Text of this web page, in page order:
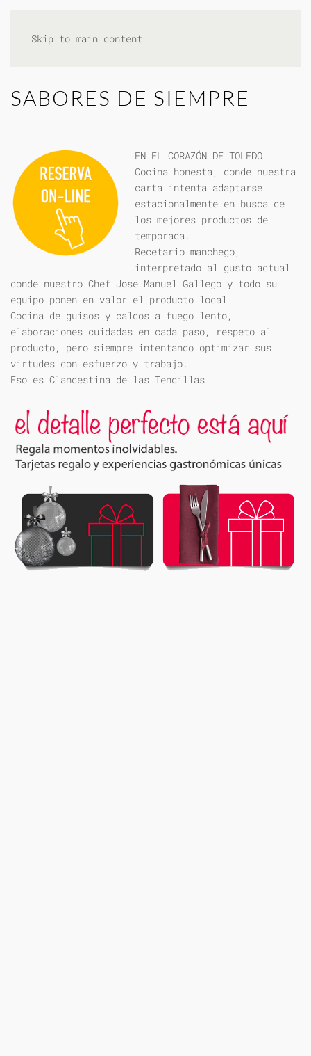
Skip to main content
SABORES DE SIEMPRE
EN EL CORAZÓN DE TOLEDO
Cocina honesta, donde nuestra
carta intenta adaptarse
estacionalmente en busca de
los mejores productos de
temporada.
Recetario manchego,
interpretado al gusto actual
donde nuestro Chef Jose Manuel Gallego y todo su
equipo ponen en valor el producto local.
Cocina de guisos y caldos a fuego lento,
elaboraciones cuidadas en cada paso, respeto al
producto, pero siempre intentando optimizar sus
virtudes con esfuerzo y trabajo.
Eso es Clandestina de las Tendillas.